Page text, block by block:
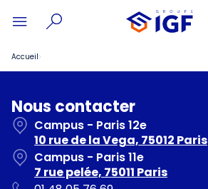
Accueil
Nous contacter
Campus - Paris 12e
10 rue de la Vega, 75012 Paris
Campus - Paris 11e
7 rue pelée, 75011 Paris